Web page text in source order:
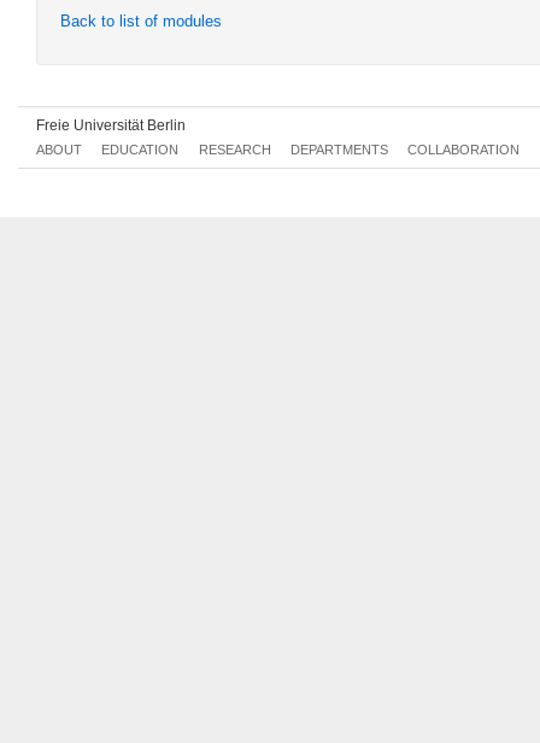
Wed, 2017-04-19 14:00 - 16:00
Wed, 2017-05-10 14:00 - 16:00
Wed, 2017-05-17 14:00 - 16:00
Back to list of modules
Freie Universität Berlin
ABOUT EDUCATION RESEARCH DEPARTMENTS COLLABORATION